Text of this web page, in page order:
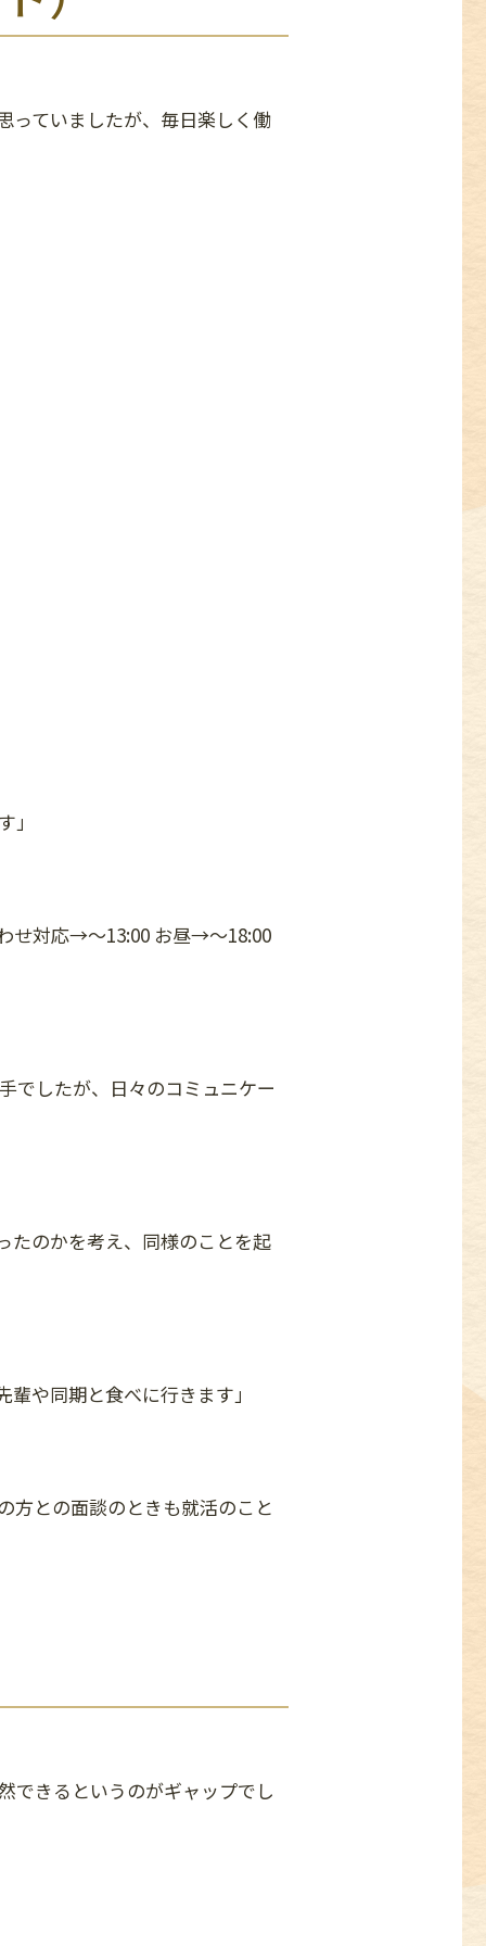
っていましたが、毎日楽しく働
せ対応→〜13:00 お昼→〜18:00
でしたが、日々のコミュニケー
たのかを考え、同様のことを起
や同期と食べに行きます」
方との面談のときも就活のこと
できるというのがギャップでし